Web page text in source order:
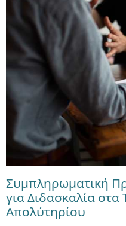
Συμπληρωματική
για Διδασκαλία
Απολύτηρίου